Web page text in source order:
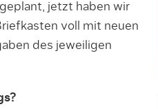
jetzt haben wir
voll mit neuen
des jeweiligen